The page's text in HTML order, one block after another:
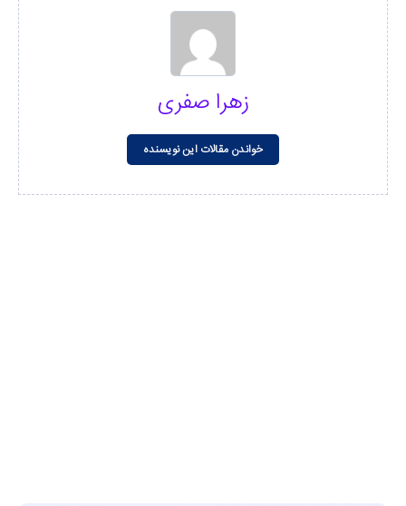
زهرا صفری
خواندن مقالات این نویسنده